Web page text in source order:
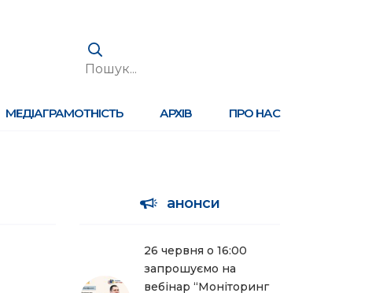
МЕДІАГРАМОТНІСТЬ АРХІВ ПРО НАС
анонси
26 червня о 16:00
запрошуємо на
вебінар “Моніторинг